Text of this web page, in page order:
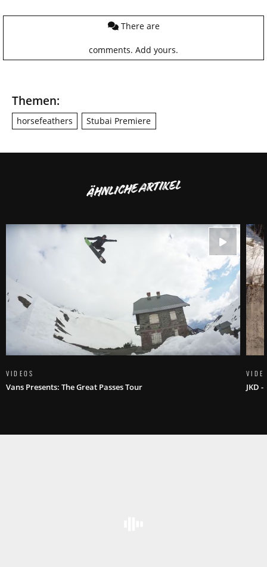
There are
comments. Add yours.
Themen:
horsefeathers Stubai Premiere
ÄHNLICHE ARTIKEL
VIDEOS
Vans Presents: The Great Passes Tour JKD